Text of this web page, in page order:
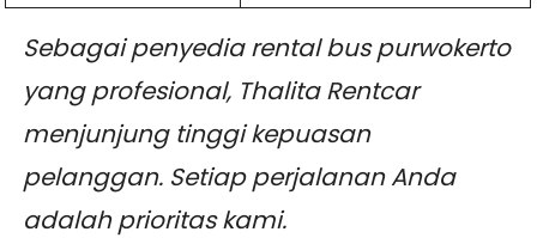
Sebagai penyedia rental bus purwokerto
yang profesional, Thalita Rentcar
menjunjung tinggi kepuasan
pelanggan. Setiap perjalanan Anda
adalah prioritas kami.